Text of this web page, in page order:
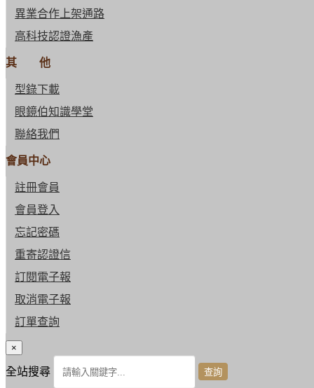
異業合作上架通路
高科技認證漁產
其 他
型錄下載
眼鏡伯知識學堂
聯絡我們
會員中心
註冊會員
會員登入
忘記密碼
重寄認證信
訂閱電子報
取消電子報
訂單查詢
×
全站搜尋